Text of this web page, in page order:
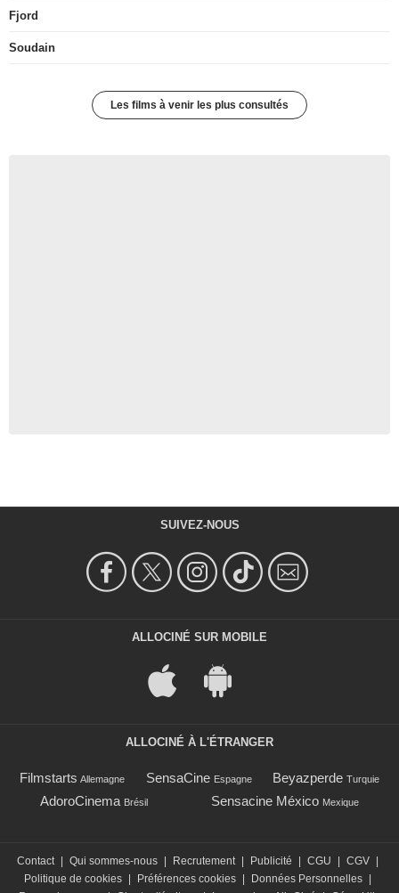
Fjord
Soudain
Les films à venir les plus consultés
SUIVEZ-NOUS
ALLOCINÉ SUR MOBILE
ALLOCINÉ À L'ÉTRANGER
Filmstarts Allemagne SensaCine Espagne Beyazperde Turquie
AdoroCinema Brésil Sensacine México Mexique
Contact Qui sommes-nous Recrutement Publicité CGU CGV
Politique de cookies
Préférences cookies Données Personnelles